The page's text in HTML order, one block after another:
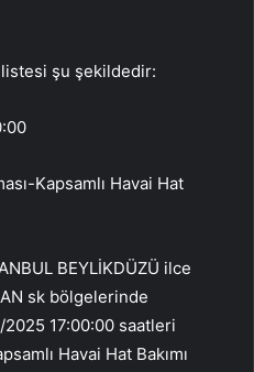
şu şekildedir:
Kapsamlı Havai Hat
BEYLİKDÜZÜ ilce
sk bölgelerinde
17:00:00 saatleri
Havai Hat Bakımı